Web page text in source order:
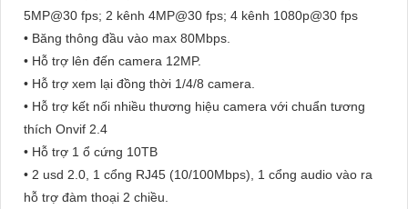
5MP@30 fps; 2 kênh 4MP@30 fps; 4 kênh 1080p@30 fps
• Băng thông đầu vào max 80Mbps.
• Hỗ trợ lên đến camera 12MP.
• Hỗ trợ xem lại đồng thời 1/4/8 camera.
• Hỗ trợ kết nối nhiều thương hiệu camera với chuẩn tương
thích Onvif 2.4
• Hỗ trợ 1 ổ cứng 10TB
• 2 usd 2.0, 1 cổng RJ45 (10/100Mbps), 1 cổng audio vào ra
hỗ trợ đàm thoại 2 chiều.